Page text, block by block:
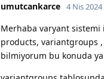
umutcankarce 4 Nis 2024
Merhaba varyant
products, variantgroups
bilmiyorum bu konuda